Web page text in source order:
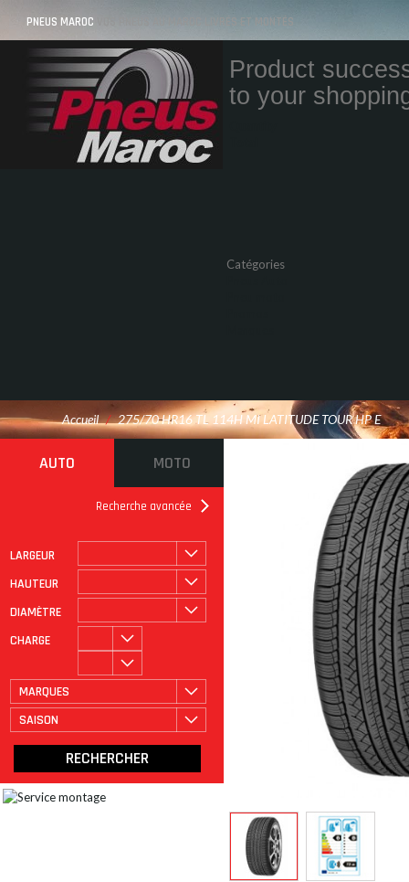
PNEUS MAROC VOS PNEUS AU MAROC LIVRÉS ET MONTÉS
Product
to your
Catégories
Accueil / 275/70 HR16 TL 114H MI LATITUDE TOUR HP E
AUTO MOTO
Recherche avancée
LARGEUR
HAUTEUR
DIAMÈTRE
CHARGE
MARQUES
SAISON
ROULAGE À PLAT